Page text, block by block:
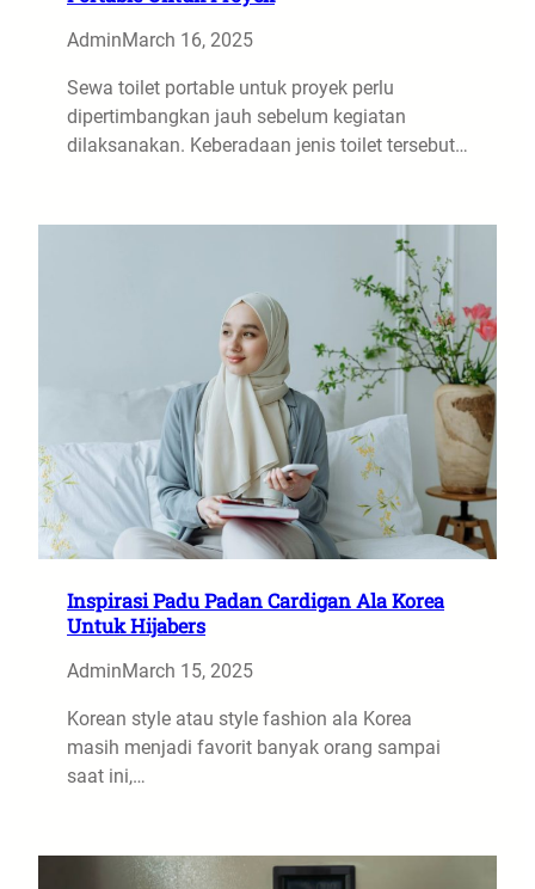
AdminMarch 16, 2025
Sewa toilet portable untuk proyek perlu
dipertimbangkan jauh sebelum kegiatan
dilaksanakan. Keberadaan jenis toilet tersebut…
Inspirasi Padu Padan Cardigan Ala Korea
Untuk Hijabers
AdminMarch 15, 2025
Korean style atau style fashion ala Korea
masih menjadi favorit banyak orang sampai
saat ini,…